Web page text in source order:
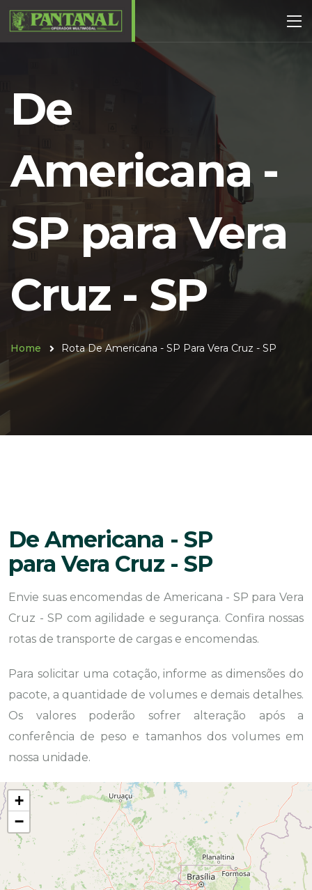
De
Americana -
SP para Vera
Cruz - SP
Home Rota De Americana - SP Para Vera Cruz - SP
De Americana - SP
para Vera Cruz - SP
Envie suas encomendas de Americana - SP para Vera
Cruz - SP com agilidade e segurança. Confira nossas
rotas de transporte de cargas e encomendas.
Para solicitar uma cotação, informe as dimensões do
pacote, a quantidade de volumes e demais detalhes.
Os valores poderão sofrer alteração após a
conferência de peso e tamanhos dos volumes em
nossa unidade.
+
−